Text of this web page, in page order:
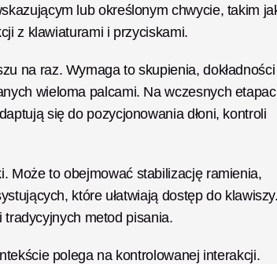
lub określonym chwycie, takim
z klawiaturami i przyciskami.
na raz. Wymaga to skupienia,
wieloma palcami. Na wczesnych
się do pozycjonowania dłoni, kontroli
Może to obejmować stabilizację ramienia,
które ułatwiają dostęp do
metod pisania.
polega na kontrolowanej interakcji.